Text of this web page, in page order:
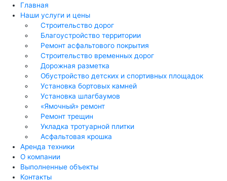
Главная
Наши услуги и цены
Строительство дорог
Благоустройство территории
Ремонт асфальтового покрытия
Строительство временных дорог
Дорожная разметка
Обустройство детских и спортивных площадок
Установка бортовых камней
Установка шлагбаумов
«Ямочный» ремонт
Ремонт трещин
Укладка тротуарной плитки
Асфальтовая крошка
Аренда техники
О компании
Выполненные объекты
Контакты